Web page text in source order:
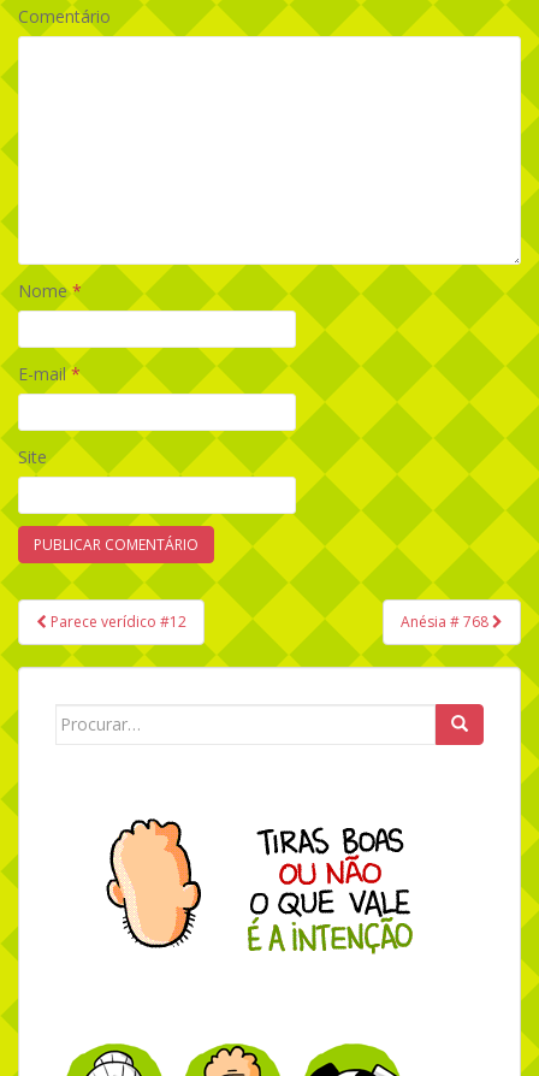
Comentário
Nome*
E-mail*
Site
Navegação de Post
Parece verídico #12 Anésia # 768
Search for: